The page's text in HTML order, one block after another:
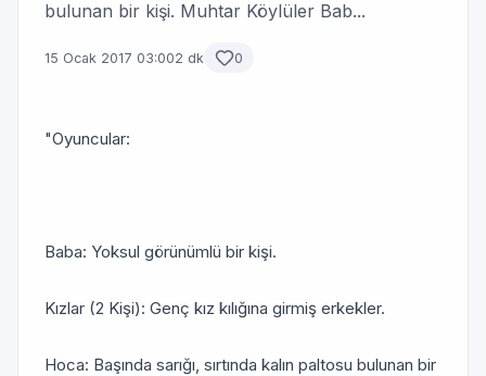
bulunan bir kişi. Muhtar Köylüler Bab...
15 Ocak 2017 03:002 dk 0
"Oyuncular:
Baba: Yoksul görünümlü bir kişi.
Kızlar (2 Kişi): Genç kız kılığına girmiş erkekler.
Hoca: Başında sarığı, sırtında kalın paltosu bulunan bir